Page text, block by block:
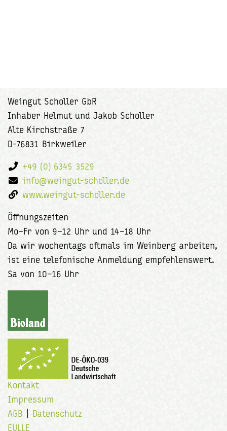
Weingut Scholler GbR
Inhaber Helmut und Jakob Scholler
Alte Kirchstraße 7
D-76831 Birkweiler
+49 (0) 6345 3529
info@weingut-scholler.de
www.weingut-scholler.de
Öffnungszeiten
Mo–Fr von 9–12 Uhr und 14–18 Uhr
Da wir wochentags oftmals im Weinberg arbeiten,
ist eine telefonische Anmeldung empfehlenswert.
Sa von 10–16 Uhr
Kontakt
Impressum
AGB
Datenschutz
EULLE